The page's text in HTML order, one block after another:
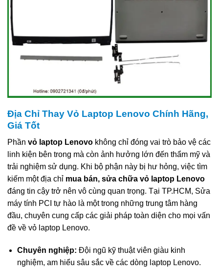
Địa Chỉ Thay Vỏ Laptop Lenovo Chính Hãng,
Giá Tốt
Phần vỏ laptop Lenovo không chỉ đóng vai trò bảo vệ các
linh kiện bên trong mà còn ảnh hưởng lớn đến thẩm mỹ và
trải nghiệm sử dụng. Khi bộ phận này bị hư hỏng, việc tìm
kiếm một địa chỉ mua bán, sửa chữa vỏ laptop Lenovo
đáng tin cậy trở nên vô cùng quan trọng. Tại TP.HCM, Sửa
máy tính PCI tự hào là một trong những trung tâm hàng
đầu, chuyên cung cấp các giải pháp toàn diện cho mọi vấn
đề về vỏ laptop Lenovo.
Chuyên nghiệp: Đội ngũ kỹ thuật viên giàu kinh
nghiệm, am hiểu sâu sắc về các dòng laptop Lenovo.